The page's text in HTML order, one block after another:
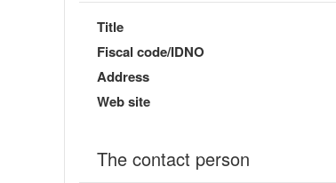
Title
Fiscal code/IDNO
Address
Web site
The contact person